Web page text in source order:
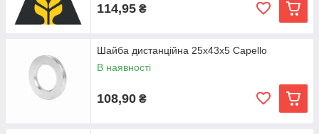
114,95 ₴
Шайба дистанційна 25x43x5 Capello
В наявності
108,90 ₴